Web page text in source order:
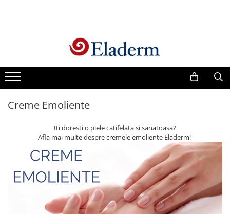
Vezi toate produsele
Creme cu protectie solara
Produse Antirid
Produse Hidratante
Produse Antiacnee
Creme contur ochi
Produse Par si Scalp
Creme Emoliente
Iti doresti o piele catifelata si sanatoasa?
Afla mai multe despre cremele emoliente Eladerm!